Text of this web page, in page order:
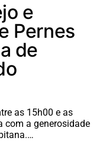
e
Pernes
de
as 15h00 e as
com a generosidade